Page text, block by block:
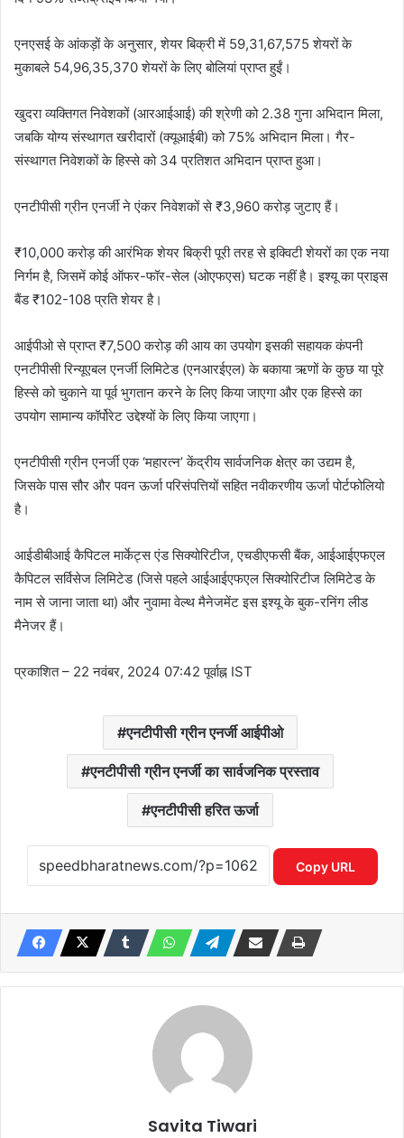
एनएसई के आंकड़ों के अनुसार, शेयर बिक्री में 59,31,67,575 शेयरों के
मुकाबले 54,96,35,370 शेयरों के लिए बोलियां प्राप्त हुईं।
खुदरा व्यक्तिगत निवेशकों (आरआईआई) की श्रेणी को 2.38 गुना अभिदान मिला,
जबकि योग्य संस्थागत खरीदारों (क्यूआईबी) को 75% अभिदान मिला। गैर-
संस्थागत निवेशकों के हिस्से को 34 प्रतिशत अभिदान प्राप्त हुआ।
एनटीपीसी ग्रीन एनर्जी ने एंकर निवेशकों से ₹3,960 करोड़ जुटाए हैं।
₹10,000 करोड़ की आरंभिक शेयर बिक्री पूरी तरह से इक्विटी शेयरों का एक नया
निर्गम है, जिसमें कोई ऑफर-फॉर-सेल (ओएफएस) घटक नहीं है। इश्यू का प्राइस
बैंड ₹102-108 प्रति शेयर है।
आईपीओ से प्राप्त ₹7,500 करोड़ की आय का उपयोग इसकी सहायक कंपनी
एनटीपीसी रिन्यूएबल एनर्जी लिमिटेड (एनआरईएल) के बकाया ऋणों के कुछ या पूरे
हिस्से को चुकाने या पूर्व भुगतान करने के लिए किया जाएगा और एक हिस्से का
उपयोग सामान्य कॉर्पोरेट उद्देश्यों के लिए किया जाएगा।
एनटीपीसी ग्रीन एनर्जी एक ‘महारत्न’ केंद्रीय सार्वजनिक क्षेत्र का उद्यम है,
जिसके पास सौर और पवन ऊर्जा परिसंपत्तियों सहित नवीकरणीय ऊर्जा पोर्टफोलियो
है।
आईडीबीआई कैपिटल मार्केट्स एंड सिक्योरिटीज, एचडीएफसी बैंक, आईआईएफएल
कैपिटल सर्विसेज लिमिटेड (जिसे पहले आईआईएफएल सिक्योरिटीज लिमिटेड के
नाम से जाना जाता था) और नुवामा वेल्थ मैनेजमेंट इस इश्यू के बुक-रनिंग लीड
मैनेजर हैं।
प्रकाशित– 22 नवंबर, 2024 07:42 पूर्वाह्न IST
एनटीपीसी ग्रीन एनर्जी आईपीओ
एनटीपीसी ग्रीन एनर्जी का सार्वजनिक प्रस्ताव
एनटीपीसी हरित ऊर्जा
Copy URL
Savita Tiwari